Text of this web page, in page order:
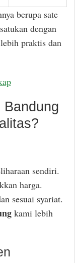
berupa sate
dengan
praktis dan
Bandung
sendiri.
harga.
sesuai syariat.
kami lebih